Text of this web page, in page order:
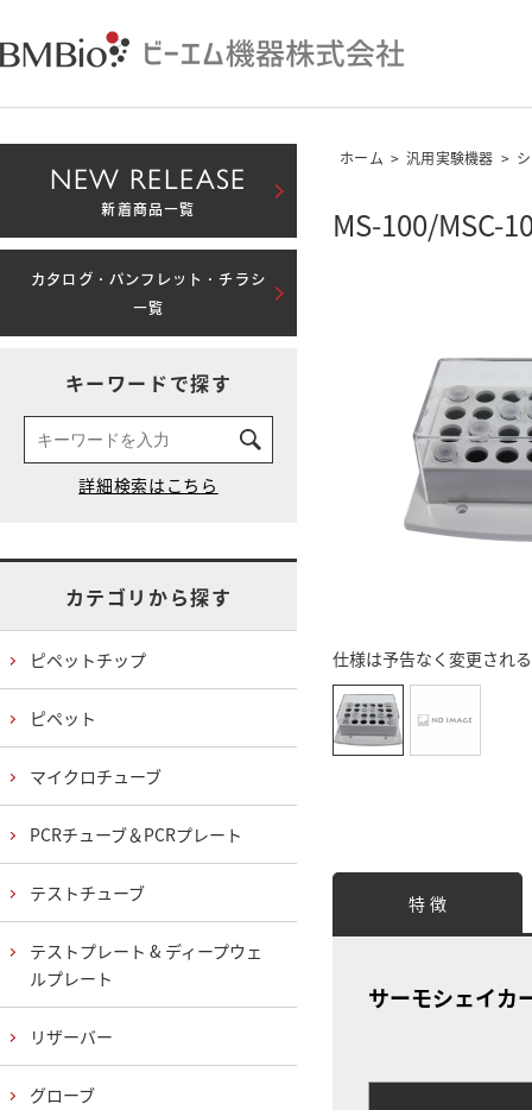
ホーム > 汎用実験機器 >
MS-100/MSC-
仕様は予告なく変更され
特 徴
サーモシェイカ
NEW RELEASE
新着商品一覧
カタログ・パンフレット・チラシ
一覧
キーワードで探す
カテゴリから探す
ピペットチップ
ピペット
マイクロチューブ
PCRチューブ＆PCRプレート
テストチューブ
テストプレート & ディープウェ
ルプレート
リザーバー
グローブ